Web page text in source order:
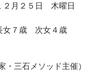
２月２５日 木曜日
７歳 次女４歳
・三石メソッド主催）